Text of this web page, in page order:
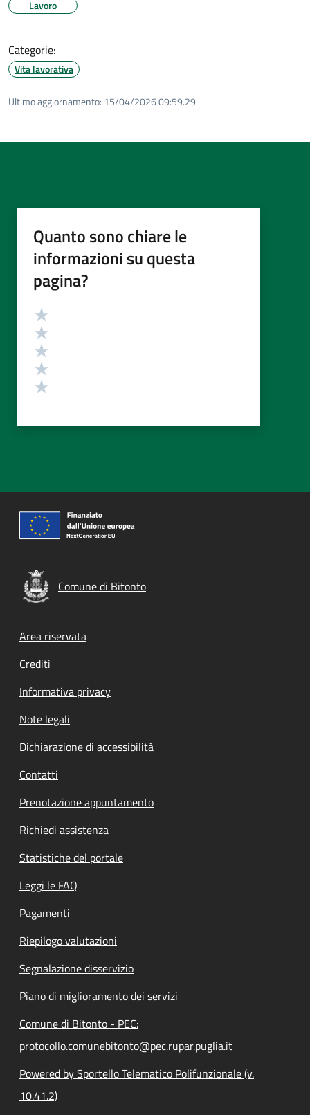
Lavoro
Categorie:
Vita lavorativa
Ultimo aggiornamento: 15/04/2026 09:59.29
Quanto sono chiare le
informazioni su questa
pagina?
Valutazione
Comune di Bitonto
Footer menu
Area riservata
Crediti
Informativa privacy
Note legali
Dichiarazione di accessibilità
Contatti
Prenotazione appuntamento
Richiedi assistenza
Statistiche del portale
Leggi le FAQ
Pagamenti
Riepilogo valutazioni
Segnalazione disservizio
Piano di miglioramento dei servizi
Comune di Bitonto - PEC:
protocollo.comunebitonto@pec.rupar.puglia.it
Powered by Sportello Telematico Polifunzionale (v.
10.41.2)